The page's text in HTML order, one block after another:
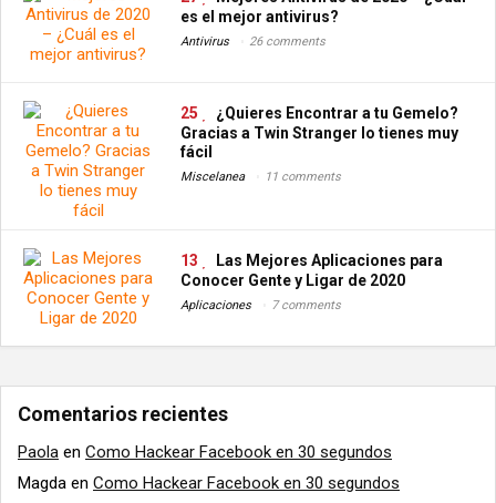
es el mejor antivirus?
Antivirus 26 comments
25
¿Quieres Encontrar a tu Gemelo?
Gracias a Twin Stranger lo tienes muy
fácil
Miscelanea 11 comments
13
Las Mejores Aplicaciones para
Conocer Gente y Ligar de 2020
Aplicaciones 7 comments
Comentarios recientes
Paola en Como Hackear Facebook en 30 segundos
Magda en Como Hackear Facebook en 30 segundos